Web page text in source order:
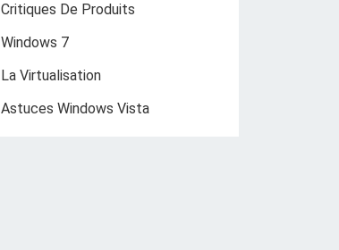
Critiques De Produits
Windows 7
La Virtualisation
Astuces Windows Vista